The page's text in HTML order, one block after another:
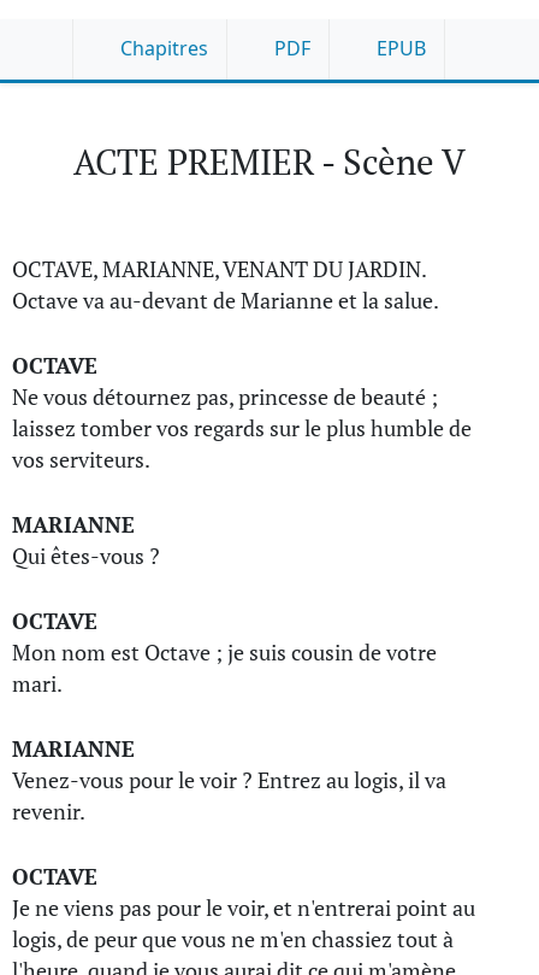
Chapitres PDF EPUB
ACTE PREMIER - Scène V
OCTAVE, MARIANNE, VENANT DU JARDIN.
Octave va au-devant de Marianne et la salue.
OCTAVE
Ne vous détournez pas, princesse de beauté ;
laissez tomber vos regards sur le plus humble de
vos serviteurs.
MARIANNE
Qui êtes-vous ?
OCTAVE
Mon nom est Octave ; je suis cousin de votre
mari.
MARIANNE
Venez-vous pour le voir ? Entrez au logis, il va
revenir.
OCTAVE
Je ne viens pas pour le voir, et n'entrerai point au
logis, de peur que vous ne m'en chassiez tout à